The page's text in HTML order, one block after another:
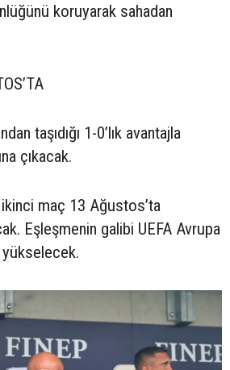
koruyarak sahadan
taşıdığı 1-0’lık avantajla
çıkacak.
ikinci maç 13 Ağustos’ta
Eşleşmenin galibi UEFA Avrupa